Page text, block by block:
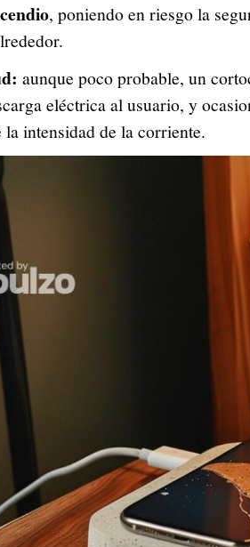
, poniendo en riesgo la
aunque poco probable, un
eléctrica al usuario, y
la intensidad de la corriente.